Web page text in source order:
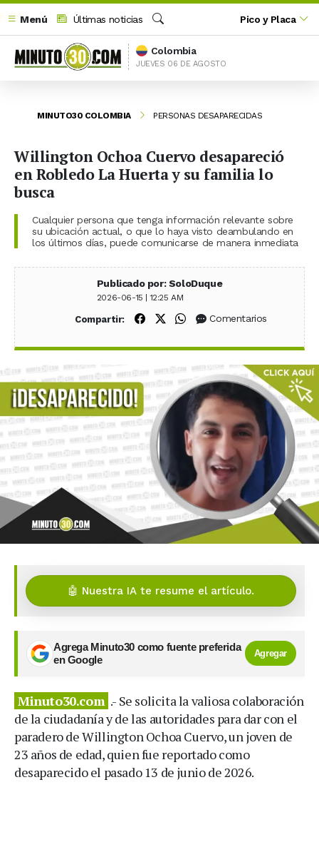
Menú
Últimas noticias
Buscar
Pico y Placa
Colombia
JUEVES 06 DE AGOSTO
MINUTO30 COLOMBIA PERSONAS DESAPARECIDAS
Willington Ochoa Cuervo desapareció
en Robledo La Huerta y su familia lo
busca
Cualquier persona que tenga información relevante sobre
su ubicación actual, o que lo haya visto deambulando en
los últimos días, puede comunicarse de manera inmediata
Publicado por: SoloDuque
2026-06-15 | 12:25 AM
Compartir: Compartir en Facebook
Compartir en X (Twitter)
Compartir en WhatsApp
Comentarios
🤖 Nuestra IA te resume el artículo.
Agrega Minuto30 como fuente preferida
en Google
Agregar
Minuto30.com .- Se solicita la valiosa colaboración
de la ciudadanía y de las autoridades para dar con el
paradero de Willington Ochoa Cuervo, un joven de
23 años de edad, quien fue reportado como
desaparecido el pasado 13 de junio de 2026.